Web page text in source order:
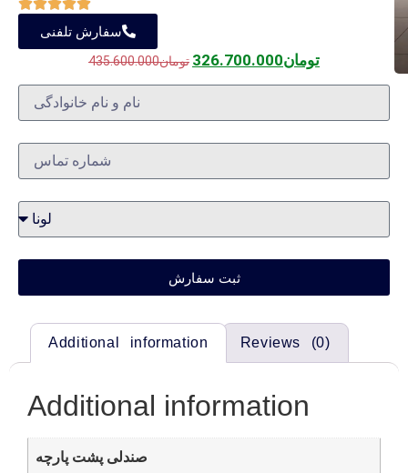
سفارش تلفنی
تومان435.600.000 تومان326.700.000
ثبت سفارش
Additional information Reviews (0)
Additional information
صندلی پشت پارچه